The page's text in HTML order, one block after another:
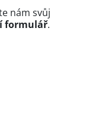
nám svůj
formulář.